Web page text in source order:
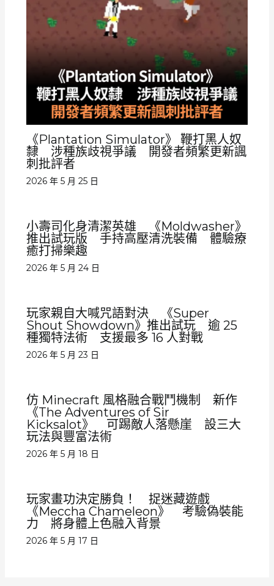
《Plantation Simulator》 鞭打黑人奴
隸 涉種族歧視爭議 開發者頻繁更新諷
刺批評者
2026 年 5 月 25 日
小壽司化身清潔英雄 《Moldwasher》
推出試玩版 手持高壓清洗裝備 體驗療
癒打掃樂趣
2026 年 5 月 24 日
玩家親自大喊咒語對決 《Super
Shout Showdown》推出試玩 逾 25
種獨特法術 支援最多 16 人對戰
2026 年 5 月 23 日
仿 Minecraft 風格融合戰鬥機制 新作
《The Adventures of Sir
Kicksalot》 可踢敵人落懸崖 設三大
玩法與豐富法術
2026 年 5 月 18 日
玩家畫功決定勝負！ 捉迷藏遊戲
《Meccha Chameleon》 考驗偽裝能
力 將身體上色融入背景
2026 年 5 月 17 日